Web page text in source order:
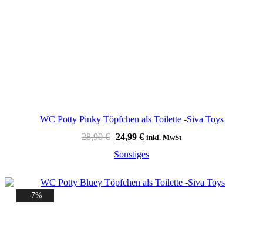
WC Potty Pinky Töpfchen als Toilette -Siva Toys
28,90€ Ursprünglicher
war:
24,99 €Aktueller
ist:
inkl. MwSt
Sonstiges
-7%